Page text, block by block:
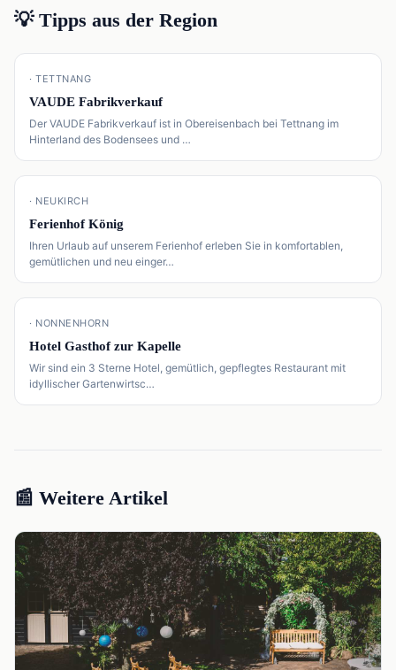
💡 Tipps aus der Region
📍
· TETTNANG
VAUDE Fabrikverkauf
Der VAUDE Fabrikverkauf ist in Obereisenbach bei Tettnang im
Hinterland des Bodensees und …
📍
· NEUKIRCH
Ferienhof König
Ihren Urlaub auf unserem Ferienhof erleben Sie in komfortablen,
gemütlichen und neu einger…
📍
· NONNENHORN
Hotel Gasthof zur Kapelle
Wir sind ein 3 Sterne Hotel, gemütlich, gepflegtes Restaurant mit
idyllischer Gartenwirtsc…
📰 Weitere Artikel
📰